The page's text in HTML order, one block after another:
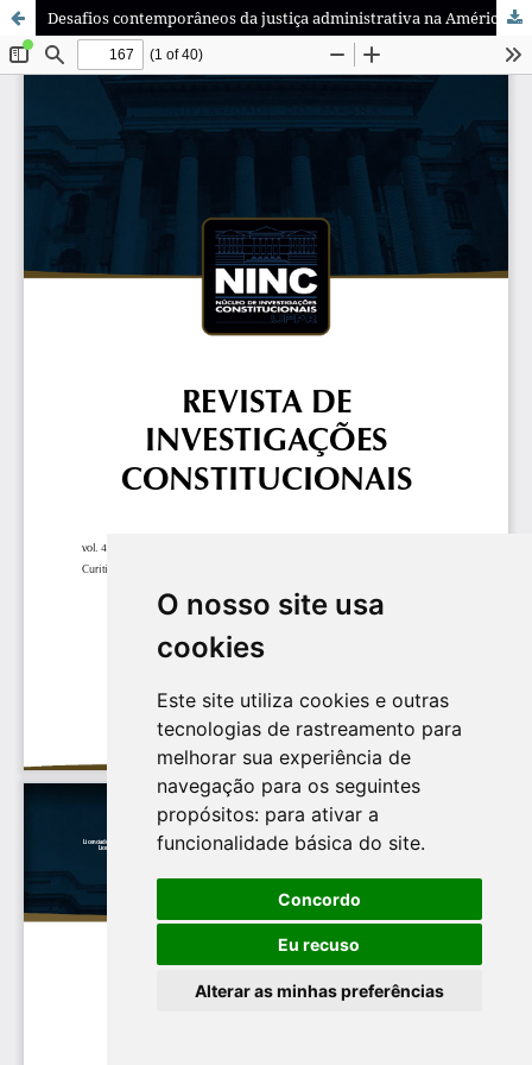
O nosso site usa
cookies
Este site utiliza cookies e outras
tecnologias de rastreamento para
melhorar sua experiência de
navegação para os seguintes
propósitos: para ativar a
funcionalidade básica do site.
Concordo
Eu recuso
Alterar as minhas preferências
Desafios contemporâneos da justiça administrativa na América Latina